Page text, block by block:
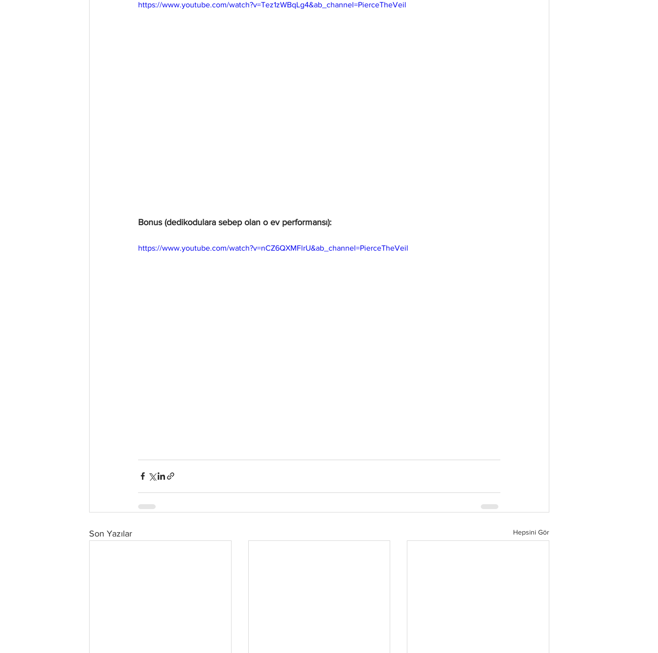
https://www.youtube.com/watch?v=Tez1zWBqLg4&ab_channel=PierceTheVeil
Bonus (dedikodulara sebep olan o ev performansı):
https://www.youtube.com/watch?v=nCZ6QXMFlrU&ab_channel=PierceTheVeil
Son Yazılar Hepsini Gör